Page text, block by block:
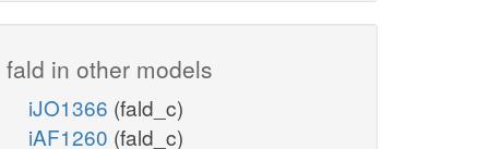
fald in other models
iJO1366 (fald_c)
iAF1260 (fald_c)